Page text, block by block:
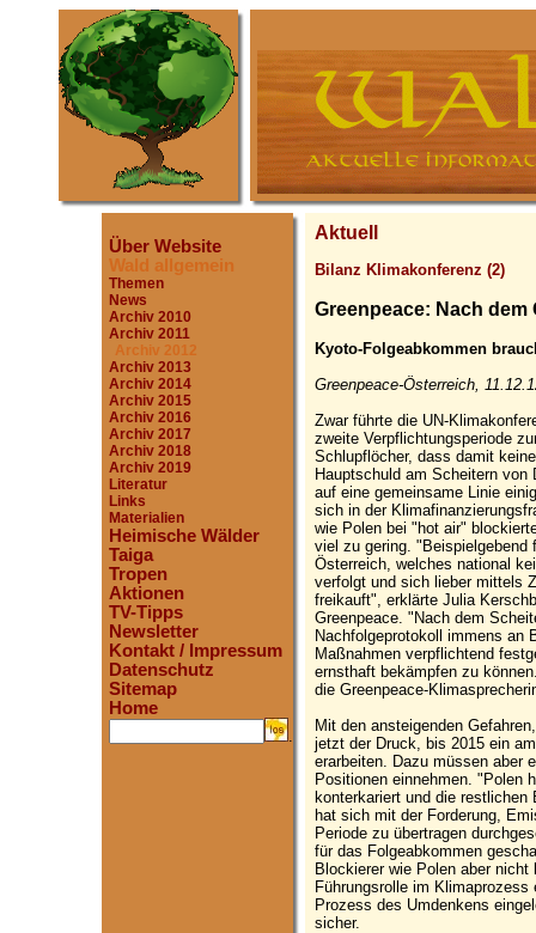
Über Website
Wald allgemein
Themen
News
Archiv 2010
Archiv 2011
Archiv 2012
Archiv 2013
Archiv 2014
Archiv 2015
Archiv 2016
Archiv 2017
Archiv 2018
Archiv 2019
Literatur
Links
Materialien
Heimische Wälder
Taiga
Tropen
Aktionen
TV-Tipps
Newsletter
Kontakt / Impressum
Datenschutz
Sitemap
Home
.
Aktuell
Bilanz Klimakonferenz (2)
Greenpeace: Nach
Kyoto-Folgeabkommen
Greenpeace-Österreich,
Zwar führte die UN-
zweite Verpflichtungsperiode
Schlupflöcher, dass damit
Hauptschuld am Scheitern
auf eine gemeinsame Linie
sich in der
wie Polen bei "hot air"
viel zu gering. "Beispielgebend
Österreich, welches national
verfolgt und sich lieber mittels
freikauft", erklärte Julia
Greenpeace. "Nach dem
Nachfolgeprotokoll immens an
Maßnahmen verpflichtend
ernsthaft bekämpfen zu
die Greenpeace-
Mit den ansteigenden
jetzt der Druck, bis 2015 ein
erarbeiten. Dazu müssen aber
Positionen einnehmen. "Polen
konterkariert und die restlichen
hat sich mit der Forderung,
Periode zu übertragen
für das Folgeabkommen
Blockierer wie Polen aber
Führungsrolle im
Prozess des Umdenkens
sicher.